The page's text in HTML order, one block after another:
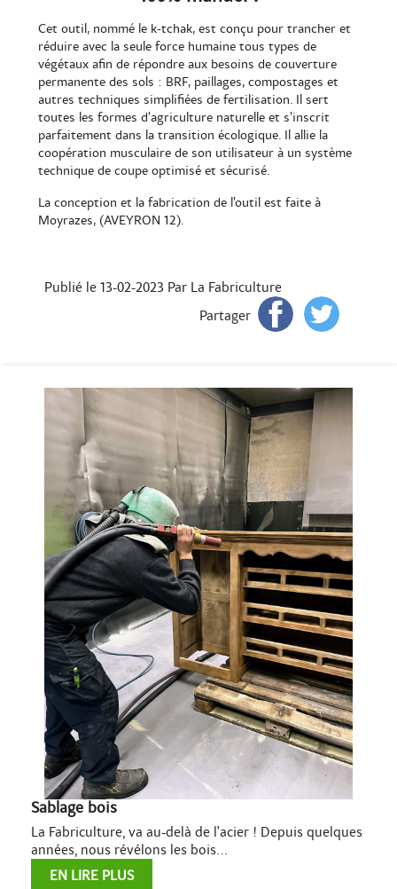
Cet outil, nommé le k-tchak, est conçu pour trancher et
réduire avec la seule force humaine tous types de
végétaux afin de répondre aux besoins de couverture
permanente des sols : BRF, paillages, compostages et
autres techniques simplifiées de fertilisation. Il sert
toutes les formes d’agriculture naturelle et s’inscrit
parfaitement dans la transition écologique. Il allie la
coopération musculaire de son utilisateur à un système
technique de coupe optimisé et sécurisé.
La conception et la fabrication de l’outil est faite à
Moyrazes, (AVEYRON 12).
Publié le 13-02-2023 Par La Fabriculture
Partager
Sablage bois
La Fabriculture, va au-delà de l'acier ! Depuis quelques
années, nous révélons les bois...
EN LIRE PLUS